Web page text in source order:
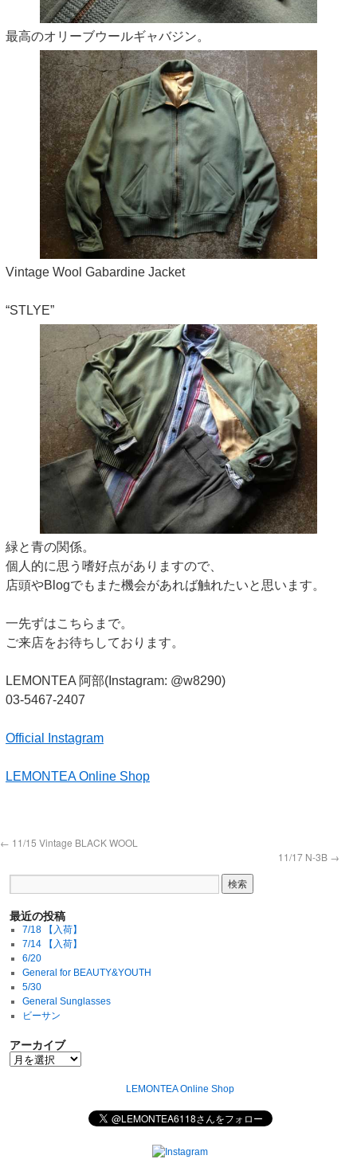
最高のオリーブウールギャバジン。
Vintage Wool Gabardine Jacket
“STLYE”
緑と青の関係。
個人的に思う嗜好点がありますので、
店頭やBlogでもまた機会があれば触れたいと思います。
一先ずはこちらまで。
ご来店をお待ちしております。
LEMONTEA 阿部(Instagram: @w8290)
03-5467-2407
Official Instagram
LEMONTEA Online Shop
← 11/15 Vintage BLACK WOOL
11/17 N-3B →
最近の投稿
7/18 【入荷】
7/14 【入荷】
6/20
General for BEAUTY&YOUTH
5/30
General Sunglasses
ビーサン
アーカイブ
LEMONTEA Online Shop